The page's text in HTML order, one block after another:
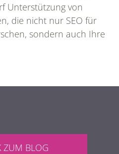
Unterstützung von
die nicht nur SEO für
sondern auch Ihre
ZUM BLOG